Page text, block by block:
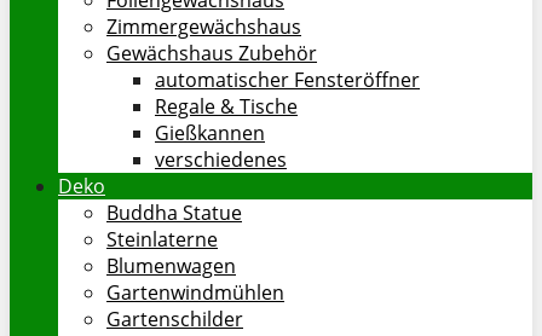
Zimmergewächshaus
Gewächshaus Zubehör
automatischer Fensteröffner
Regale & Tische
Gießkannen
verschiedenes
Deko
Buddha Statue
Steinlaterne
Blumenwagen
Gartenwindmühlen
Gartenschilder